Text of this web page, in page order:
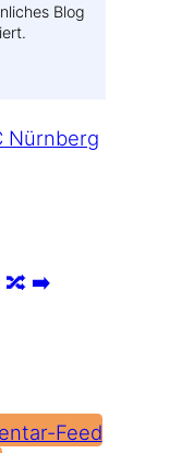
Blog
Nürnberg
🔀 ➡️
Feed